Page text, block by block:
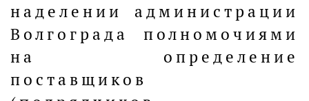
наделении администрации
Волгограда полномочиями
на определение
поставщиков